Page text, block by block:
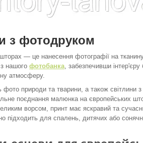
з фотодруком
— це нанесення фотографії на
нашого фотобанка , забезпечивши
атмосферу.
природи та тварини, а також світлини
поєднання малюнка на європейських
ворсом, принт має яскравий та
підходить для спалень, дитячих або